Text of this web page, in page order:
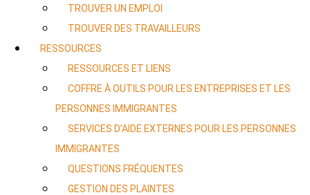
TROUVER UN EMPLOI
TROUVER DES TRAVAILLEURS
RESSOURCES
RESSOURCES ET LIENS
COFFRE À OUTILS POUR LES ENTREPRISES ET LES
PERSONNES IMMIGRANTES
SERVICES D’AIDE EXTERNES POUR LES PERSONNES
IMMIGRANTES
QUESTIONS FRÉQUENTES
GESTION DES PLAINTES